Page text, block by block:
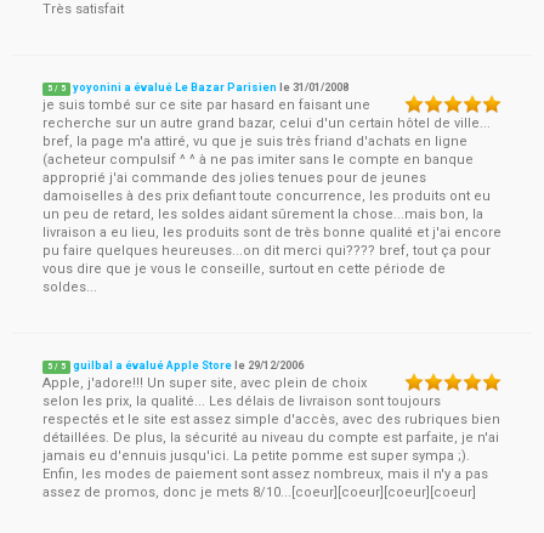
Très satisfait
5 / 5 yoyonini a évalué Le Bazar Parisien le31/01/2008
je suis tombé sur ce site par hasard en faisant une
recherche sur un autre grand bazar, celui d'un certain hôtel de ville...
bref, la page m'a attiré, vu que je suis très friand d'achats en ligne
(acheteur compulsif ^ ^ à ne pas imiter sans le compte en banque
approprié j'ai commande des jolies tenues pour de jeunes
damoiselles à des prix defiant toute concurrence, les produits ont eu
un peu de retard, les soldes aidant sûrement la chose...mais bon, la
livraison a eu lieu, les produits sont de très bonne qualité et j'ai encore
pu faire quelques heureuses...on dit merci qui???? bref, tout ça pour
vous dire que je vous le conseille, surtout en cette période de
soldes...
5 / 5 guilbal a évalué Apple Store le 29/12/2006
Apple, j'adore!!! Un super site, avec plein de choix
selon les prix, la qualité... Les délais de livraison sont toujours
respectés et le site est assez simple d'accès, avec des rubriques bien
détaillées. De plus, la sécurité au niveau du compte est parfaite, je n'ai
jamais eu d'ennuis jusqu'ici. La petite pomme est super sympa ;).
Enfin, les modes de paiement sont assez nombreux, mais il n'y a pas
assez de promos, donc je mets 8/10...[coeur][coeur][coeur][coeur]